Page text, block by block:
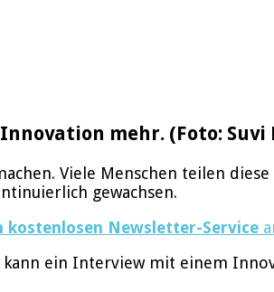
mehr. (Foto:
Viele Menschen teilen diese
gewachsen.
kostenlosen Newsletter-Service
ein Interview mit einem